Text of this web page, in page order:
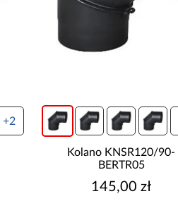
+2
Kolano KNSR120/90-
BERTR05
145,00 zł